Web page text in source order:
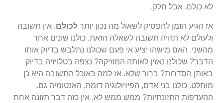
לא כולם. אבל חלק.
אז הגיע הזמן להפסיק לשאול מה נכון יותר לכולם. אין תשובה
ולעולם לא תהיה תשובה לשאלה הזאת. כולנו שונים אחד
מהשני. האם מישהו יציע אי פעם שכולנו נתלבש בדיוק אותו
הדבר? שכולנו נאזין לאותה המוזיקה? נצפה בטלויזיה בדיוק
באותן הסדרות? ברור שלא. אז למה באוכל התשובה היא כן
מוחלט. כולנו בני אדם, הפיזיולוגיה דומה, האנטומיה גם.
ההעדפות התזונתיות? ממש ממש לא. אין כזה דבר תזונה אחת